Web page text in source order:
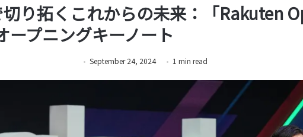
り拓くこれからの未来：「Rakuten
ープニングキーノート
September 24, 2024 1 min read